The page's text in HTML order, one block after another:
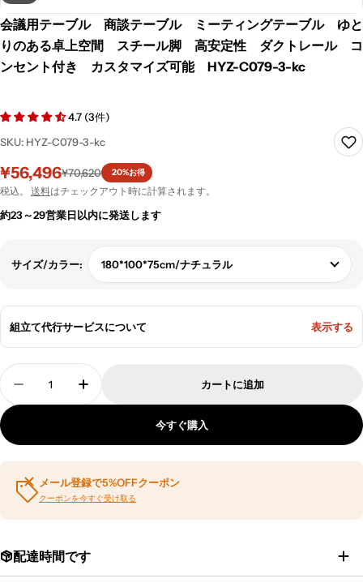
会議用テーブル 商談テーブル ミーティングテーブル ゆと
りのある卓上空間 スチール脚 高安定性 ダクトレール コ
ンセント付き カスタマイズ可能 HYZ-C079-3-kc
4.7 (3件)
SKU: HYZ-C079-3-kc
セ
ー
ル
¥56,496
通
常
価
¥70,620 20%お得
税込。 送料はチェックアウト時に計算されます。
約23～29営業日以内に発送します
サイズ/カラー: 180*100*75cm/ナチュラル
組立て代行サービスについて 表示する
数
量
会議用テーブル 商談テーブル ミーティングテ
会議用テーブル 商談テーブル ミーテ
カートに追加
今すぐ購入
メール登録で5%OFFクーポン
クーポンを今すぐ受け取る
配達時間です